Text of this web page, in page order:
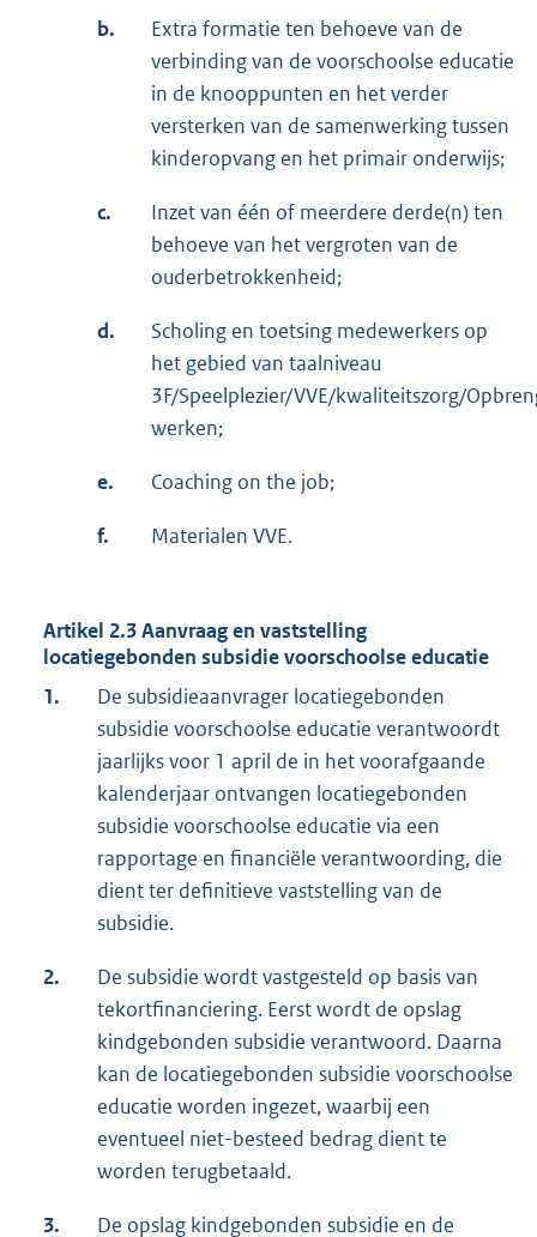
b.
Extra formatie ten behoeve van de
verbinding van de voorschoolse educatie
in de knooppunten en het verder
versterken van de samenwerking tussen
kinderopvang en het primair onderwijs;
c.
Inzet van één of meerdere derde(n) ten
behoeve van het vergroten van de
ouderbetrokkenheid;
d.
Scholing en toetsing medewerkers op
het gebied van taalniveau
3F/Speelplezier/VVE/kwaliteitszorg/
werken;
e. Coaching on the job;
f. Materialen VVE.
Artikel 2.3 Aanvraag en vaststelling
locatiegebonden subsidie voorschoolse educatie
1.
De subsidieaanvrager locatiegebonden
subsidie voorschoolse educatie verantwoordt
jaarlijks voor 1 april de in het voorafgaande
kalenderjaar ontvangen locatiegebonden
subsidie voorschoolse educatie via een
rapportage en financiële verantwoording, die
dient ter definitieve vaststelling van de
subsidie.
2.
De subsidie wordt vastgesteld op basis van
tekortfinanciering. Eerst wordt de opslag
kindgebonden subsidie verantwoord. Daarna
kan de locatiegebonden subsidie voorschoolse
educatie worden ingezet, waarbij een
eventueel niet-besteed bedrag dient te
worden terugbetaald.
3. De opslag kindgebonden subsidie en de